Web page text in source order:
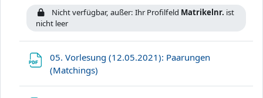
Nicht verfügbar, außer: Ihr Profilfeld Matrikelnr. ist
nicht leer
05. Vorlesung (12.05.2021): Paarungen
(Matchings)